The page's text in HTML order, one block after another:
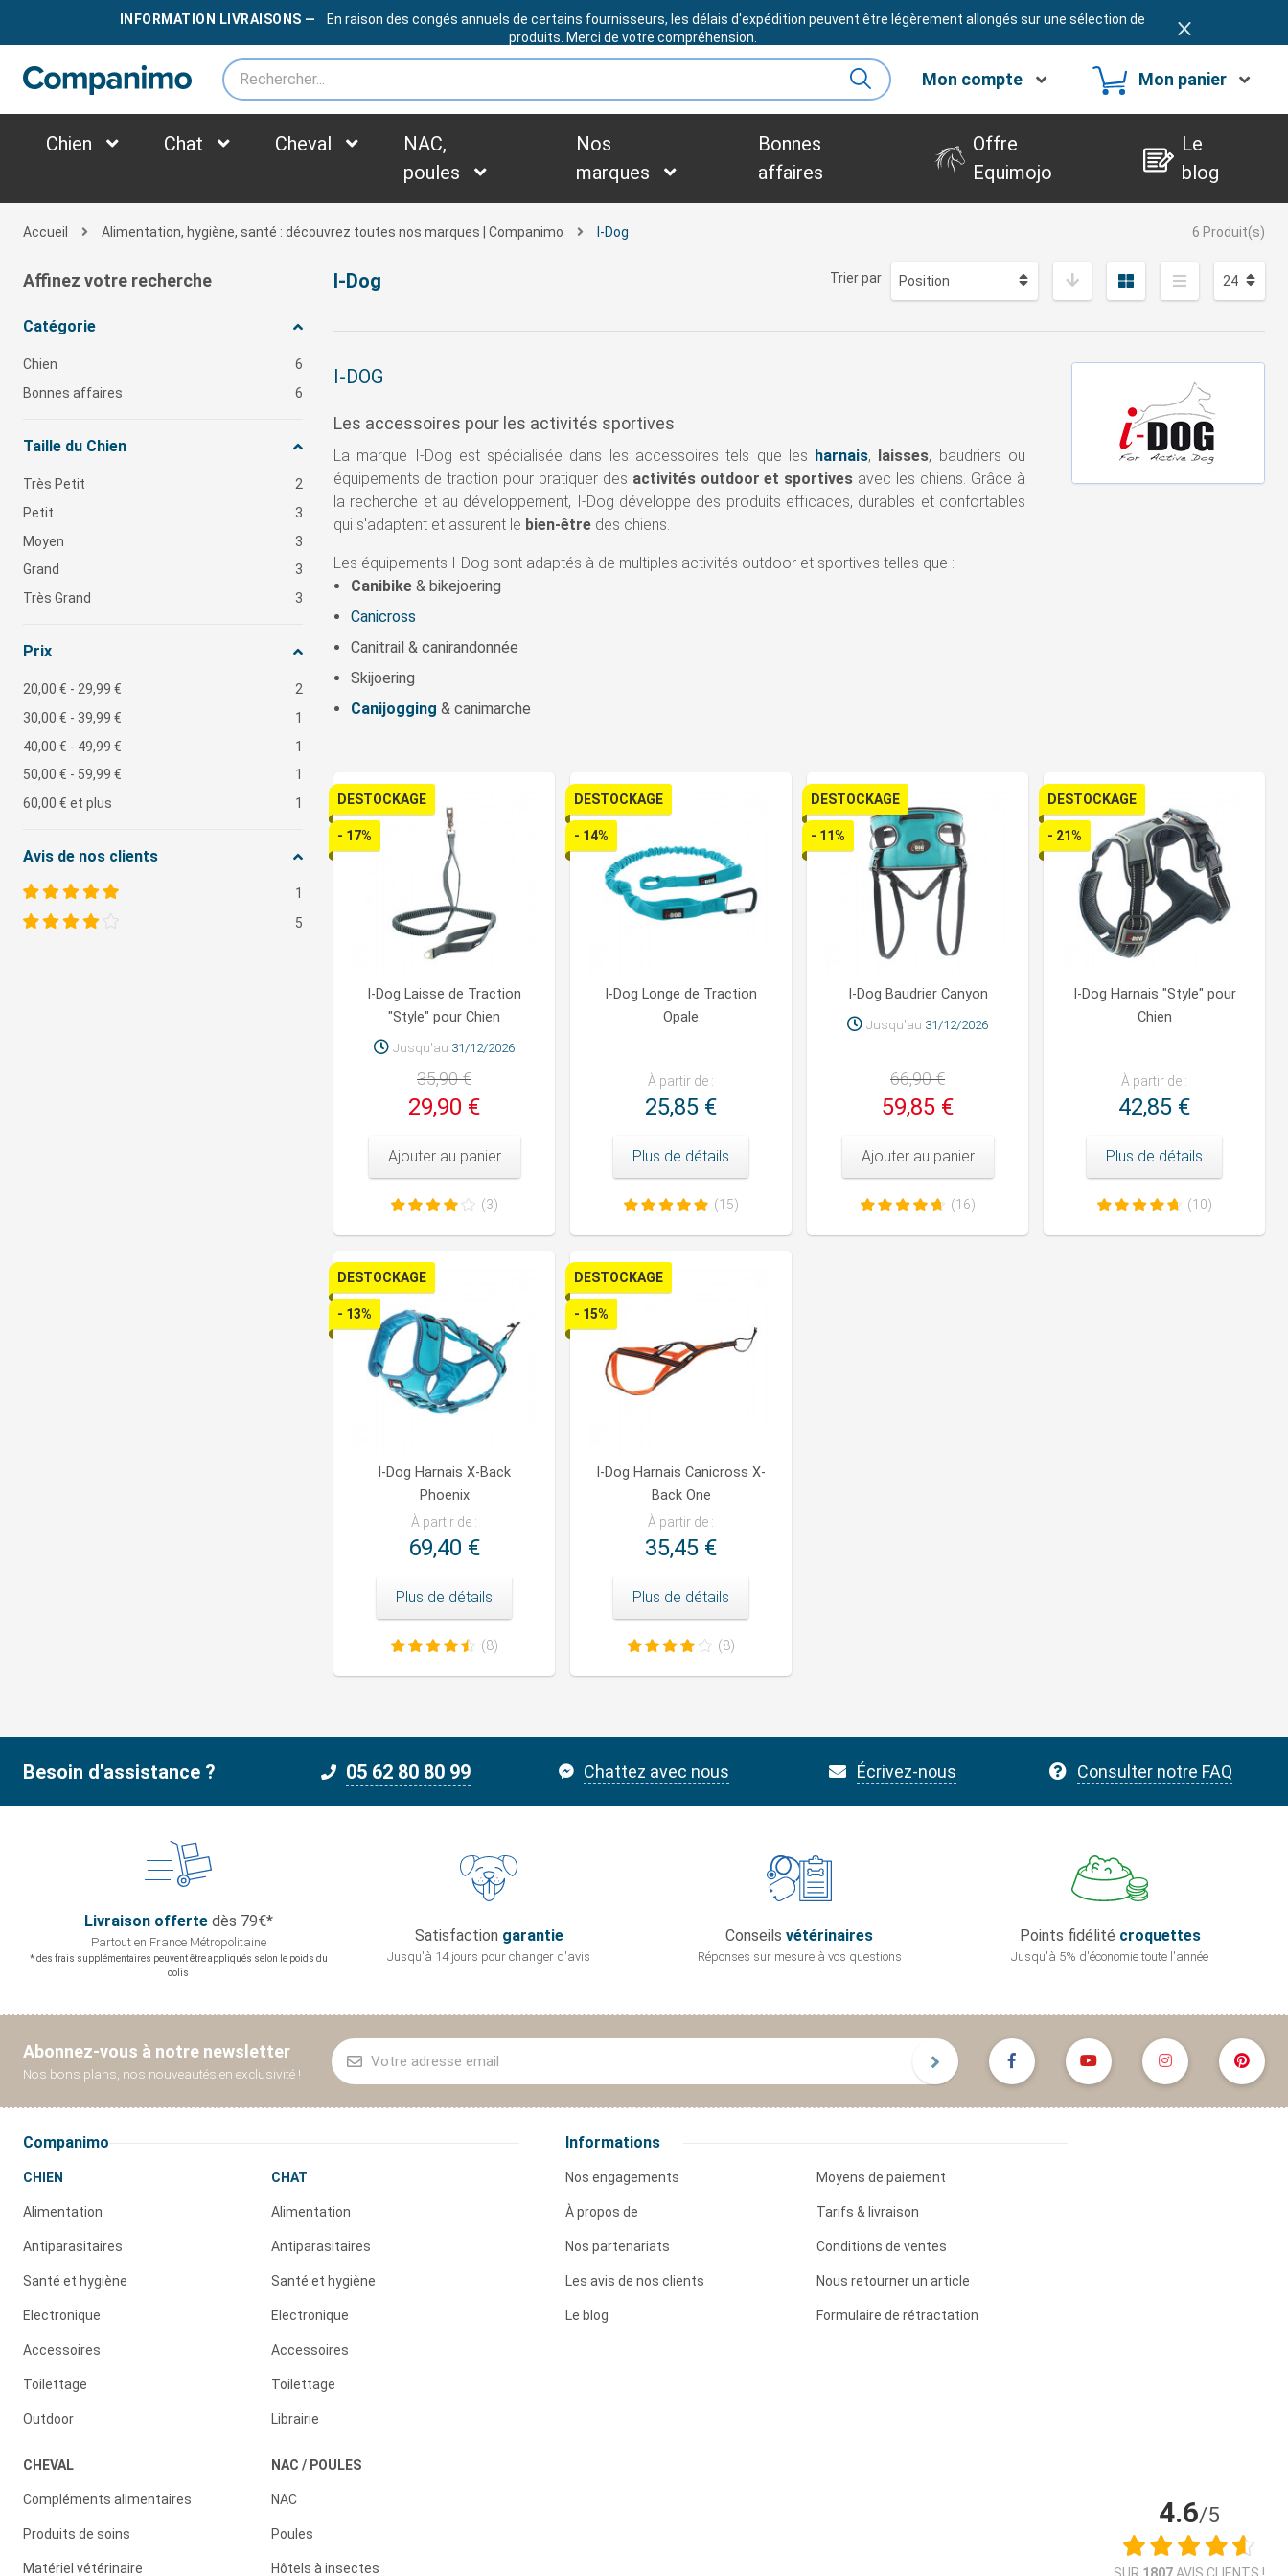
LIVRAISON OFFERTEDÈS79€ BESOIN D'ASSISTANCE ?
INFORMATION LIVRAISONS —
En raison des congés annuels de certains fournisseurs, les délais d'expédition peuvent être légèrement allongés sur une sélection de
produits. Merci de votre compréhension.
Mon compte Mon panier
Chien Chat Cheval
NAC,
poules
Nos
marques
Bonnes
affaires
Offre
Equimojo
Le
blog
Accueil Alimentation, hygiène, santé : découvrez toutes nos marques | Companimo I-Dog 6 Produit(s)
Affinez votre recherche
Catégorie
Chien
6
Bonnes affaires
6
Taille du Chien
Très Petit
2
Petit
3
Moyen
3
Grand
3
Très Grand
3
Prix
20,00 € - 29,99 €
2
30,00 € - 39,99 €
1
40,00 € - 49,99 €
1
50,00 € - 59,99 €
1
60,00 € et plus 1
Avis de nos clients
1
5
Trier par
I-Dog
I-DOG
Les accessoires pour les activités sportives
La marque I-Dog est spécialisée dans les accessoires tels que les harnais, laisses, baudriers ou
équipements de traction pour pratiquer des activités outdoor et sportives avec les chiens. Grâce à
la recherche et au développement, I-Dog développe des produits efficaces, durables et confortables
qui s'adaptent et assurent le bien-être des chiens.
Les équipements I-Dog sont adaptés à de multiples activités outdoor et sportives telles que :
Canibike & bikejoering
Canicross
Canitrail & canirandonnée
Skijoering
Canijogging & canimarche
DESTOCKAGE
- 17%
I-Dog Laisse de Traction
"Style" pour Chien
Jusqu'au 31/12/2026
35,90 €
29,90 €
Ajouter au panier
(3)
DESTOCKAGE
- 14%
I-Dog Longe de Traction
Opale
À partir de :
25,85 €
Plus de détails
(15)
DESTOCKAGE
- 11%
I-Dog Baudrier Canyon
Jusqu'au 31/12/2026
66,90 €
59,85 €
Ajouter au panier
(16)
DESTOCKAGE
- 21%
I-Dog Harnais "Style" pour
Chien
À partir de :
42,85 €
Plus de détails
(10)
DESTOCKAGE
- 13%
I-Dog Harnais X-Back
Phoenix
À partir de :
69,40 €
Plus de détails
(8)
DESTOCKAGE
- 15%
I-Dog Harnais Canicross X-
Back One
À partir de :
35,45 €
Plus de détails
(8)
Besoin d'assistance ? 05 62 80 80 99 Chattez avec nous Écrivez-nous Consulter notre FAQ
Livraison offertedès 79€*
Partout en France Métropolitaine
* des frais supplémentaires peuvent être appliqués selon le poids du
colis
Satisfaction garantie
Jusqu'à 14 jours pour changer d'avis
Conseils vétérinaires
Réponses sur mesure à vos questions
Points fidélité croquettes
Jusqu'à 5% d'économie toute l'année
Abonnez-vous à notre newsletter
Nos bons plans, nos nouveautés en exclusivité !
Companimo
CHIEN
Alimentation
Antiparasitaires
Santé et hygiène
Electronique
Accessoires
Toilettage
Outdoor
CHEVAL
Compléments alimentaires
Produits de soins
Matériel vétérinaire
CHAT
Alimentation
Antiparasitaires
Santé et hygiène
Electronique
Accessoires
Toilettage
Librairie
NAC / POULES
NAC
Poules
Hôtels à insectes
Informations
Nos engagements
À propos de
Nos partenariats
Les avis de nos clients
Le blog
Moyens de paiement
Tarifs & livraison
Conditions de ventes
Nous retourner un article
Formulaire de rétractation
4.6/5
SUR 1807 AVIS CLIENTS !